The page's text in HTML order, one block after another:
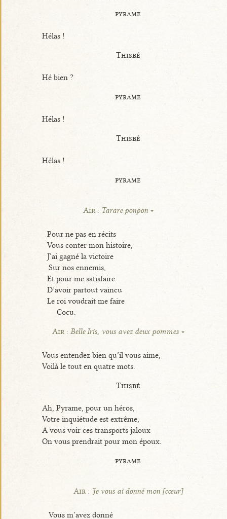
pyrame
Hélas !
Thisbé
Hé bien ?
pyrame
Hélas !
Thisbé
Hélas !
pyrame
Air : Tarare ponpon
Pour ne pas en récits
Vous conter mon histoire,
J’ai gagné la victoire
Sur nos ennemis,
Et pour me satisfaire
D’avoir partout vaincu
Le roi voudrait me faire
Cocu.
Air :Belle Iris, vous avez deux pommes
Vous entendez bien qu’il vous aime,
Voilà le tout en quatre mots.
Thisbé
Ah, Pyrame, pour un héros,
Votre inquiétude est extrême,
À vous voir ces transports jaloux
On vous prendrait pour mon époux.
pyrame
Air : Je vous ai donné mon [cœur]
Vous m’avez donné